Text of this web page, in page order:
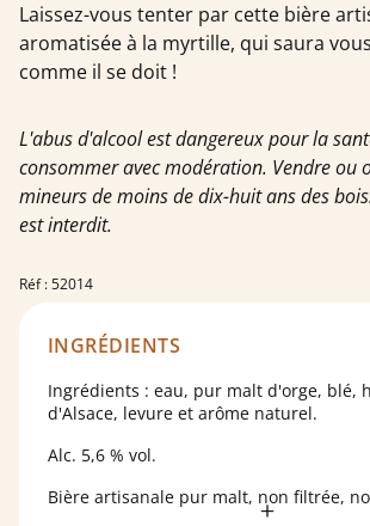
Laissez-vous tenter par cette bière
aromatisée à la myrtille, qui saura
comme il se doit !
L'abus d'alcool est dangereux pour la
consommer avec modération. Vendre ou
mineurs de moins de dix-huit ans des
est interdit.
Réf : 52014
INGRÉDIENTS
Ingrédients : eau, pur malt d'orge, blé,
d'Alsace, levure et arôme naturel.
Alc. 5,6 % vol.
Bière artisanale pur malt, non filtrée,